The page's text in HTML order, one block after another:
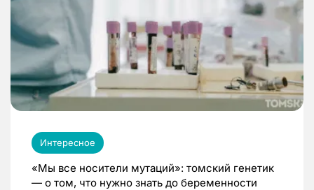
Интересное
«Мы все носители мутаций»: томский генетик
— о том, что нужно знать до беременности